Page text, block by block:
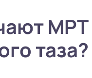
МРТ
таза?